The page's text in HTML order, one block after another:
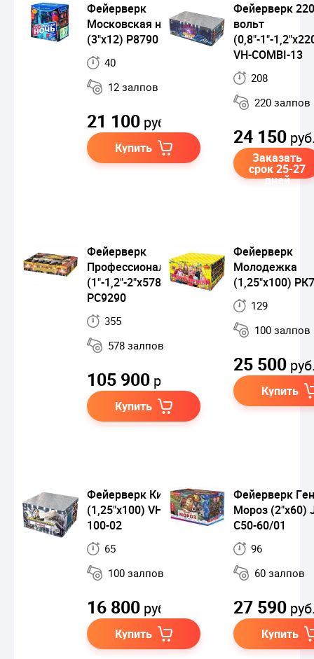
Фейерверк
Московская ночь
(3"x12) Р8790
40
12 залпов
21 100 руб.
Купить
Фейерверк 220
вольт
(0,8"-1"-
VH-COMBI-13
208
220 залпов
24 150
Заказать
срок 25-27
дней
Фейерверк
Профессиональный
(1"-1,2"-2"х578)
РС9290
355
578 залпов
105 900 руб.
Купить
Фейерверк
Молодежка
(1,25"х100)
129
100 залпов
25 500
Купить
Фейерверк Китобой
(1,25"х100) VH120-
100-02
65
100 залпов
16 800 руб.
Купить
Фейерверк
Мороз (2"х60)
С50-60/01
96
60 залпов
27 590
Купить